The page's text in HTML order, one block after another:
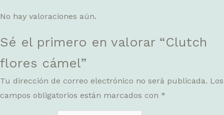
No hay valoraciones aún.
Sé el primero en valorar “Clutch
flores cámel”
Tu dirección de correo electrónico no será publicada. Los
campos obligatorios están marcados con *